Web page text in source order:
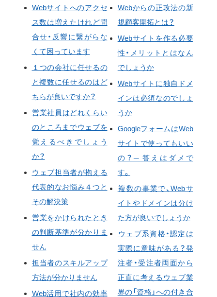
Webサイトへのアクセ
ス数は増えたけれど問
合せ・反響に繋がらな
くて困っています
１つの会社に任せるの
と複数に任せるのはど
ちらが良いですか？
営業社員はどれくらい
のところまでウェブを
覚えるべきでしょう
か？
ウェブ担当者が抱える
代表的なお悩み４つと
その解決策
営業をかけられたとき
の判断基準が分かりま
せん
担当者のスキルアップ
方法が分かりません
Web活用で社内の効率
Webからの正攻法の新
規顧客開拓とは？
Webサイトを作る必要
性・メリットとはなん
でしょうか
Webサイトに独自ドメ
インは必須なのでしょ
うか
GoogleフォームはWeb
サイトで使ってもいい
の？─ 答えはダメで
す。
複数の事業で、Webサ
イトやドメインは分け
た方が良いでしょうか
ウェブ系資格・認定は
実際に意味がある？発
注者・受注者両面から
正直に考えるウェブ業
界の「資格」への付き合